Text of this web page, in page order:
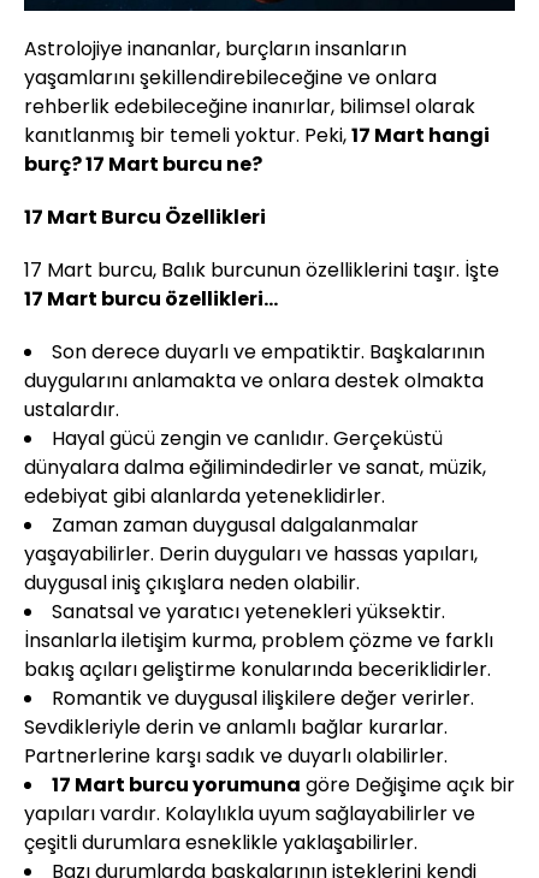
Astrolojiye inananlar, burçların insanların
yaşamlarını şekillendirebileceğine ve onlara
rehberlik edebileceğine inanırlar, bilimsel olarak
kanıtlanmış bir temeli yoktur. Peki,17 Mart hangi
burç? 17 Mart burcu ne?
17 Mart Burcu Özellikleri
17 Mart burcu, Balık burcunun özelliklerini taşır. İşte
17 Mart burcu özellikleri…
Son derece duyarlı ve empatiktir. Başkalarının
duygularını anlamakta ve onlara destek olmakta
ustalardır.
Hayal gücü zengin ve canlıdır. Gerçeküstü
dünyalara dalma eğilimindedirler ve sanat, müzik,
edebiyat gibi alanlarda yeteneklidirler.
Zaman zaman duygusal dalgalanmalar
yaşayabilirler. Derin duyguları ve hassas yapıları,
duygusal iniş çıkışlara neden olabilir.
Sanatsal ve yaratıcı yetenekleri yüksektir.
İnsanlarla iletişim kurma, problem çözme ve farklı
bakış açıları geliştirme konularında beceriklidirler.
Romantik ve duygusal ilişkilere değer verirler.
Sevdikleriyle derin ve anlamlı bağlar kurarlar.
Partnerlerine karşı sadık ve duyarlı olabilirler.
17 Mart burcu yorumuna göre Değişime açık bir
yapıları vardır. Kolaylıkla uyum sağlayabilirler ve
çeşitli durumlara esneklikle yaklaşabilirler.
Bazı durumlarda başkalarının isteklerini kendi